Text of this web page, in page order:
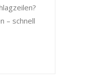
– schnell